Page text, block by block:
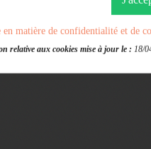
matière de confidentialité et de
relative aux cookies mise à jour le : 18/